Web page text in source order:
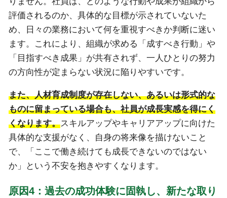
評価されるのか、具体的な目標が示されていないた
め、日々の業務において何を重視すべきか判断に迷い
ます。これにより、組織が求める「成すべき行動」や
「目指すべき成果」が共有されず、一人ひとりの努力
の方向性が定まらない状況に陥りやすいです。
また、人材育成制度が存在しない、あるいは形式的な
ものに留まっている場合も、社員が成長実感を得にく
くなります。スキルアップやキャリアアップに向けた
具体的な支援がなく、自身の将来像を描けないこと
で、「ここで働き続けても成長できないのではない
か」という不安を抱きやすくなります。
原因4：過去の成功体験に固執し、新たな取り